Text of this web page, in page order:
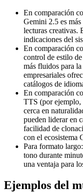
En comparación
Gemini 2.5 es
lecturas creativas.
indicaciones del
En comparación
control de estilo
más fluidos para
empresariales
catálogos de
En comparación
TTS (por
cerca en
pueden liderar en
facilidad de
con el ecosistema
Para formato
tono durante
una ventaja para
Ejemplos del